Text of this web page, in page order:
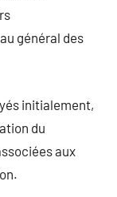
général des
initialement,
du
aux